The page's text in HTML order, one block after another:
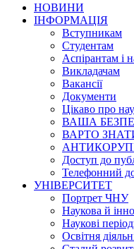
НОВИНИ
ІНФОРМАЦІЯ
Вступникам
Студентам
Аспірантам і
Викладачам
Вакансії
Документи
Цікаво про
ВАША
ВАРТО
Доступ до
Телефонний
УНІВЕРСИТЕТ
Портрет ЧНУ
Наукова й
Наукові
Освітня